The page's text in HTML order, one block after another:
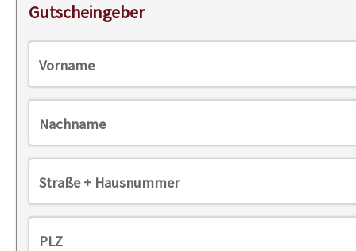
Gutscheingeber
Vorname
Nachname
Straße + Hausnummer
PLZ